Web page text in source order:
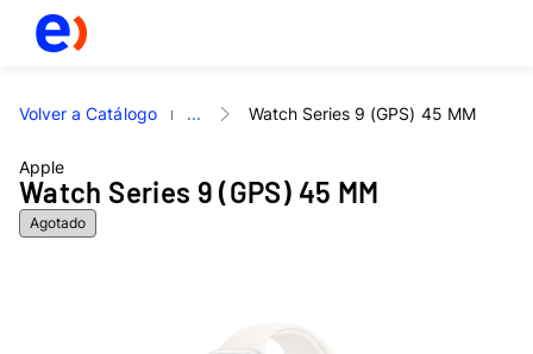
Volver a Catálogo ... Watch Series 9 (GPS) 45 MM
Apple
Watch Series 9 (GPS) 45 MM
Agotado